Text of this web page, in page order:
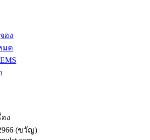
อง
มด
ง
(ขวัญ)